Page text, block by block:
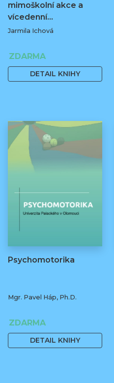
mimoškolní akce a
vícedenní…
Jarmila Ichová
ZDARMA
DETAIL KNIHY
Psychomotorika
Mgr. Pavel Háp, Ph.D.
ZDARMA
DETAIL KNIHY